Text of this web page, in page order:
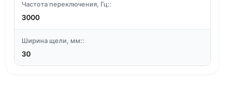
Частота переключения, Гц::
3000
Ширина щели, мм::
30